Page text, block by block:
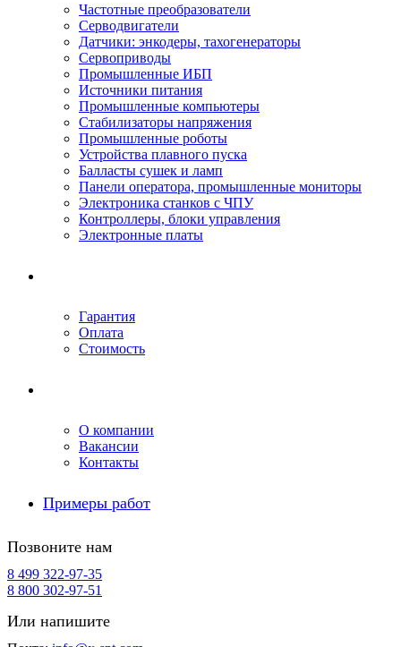
Частотные преобразователи
Серводвигатели
Датчики: энкодеры, тахогенераторы
Сервоприводы
Промышленные ИБП
Источники питания
Промышленные компьютеры
Стабилизаторы напряжения
Промышленные роботы
Устройства плавного пуска
Балласты сушек и ламп
Панели оператора, промышленные мониторы
Электроника станков с ЧПУ
Контроллеры, блоки управления
Электронные платы
Гарантия
Оплата
Стоимость
О компании
Вакансии
Контакты
Примеры работ
Позвоните нам
8 499 322-97-35
8 800 302-97-51
Или напишите